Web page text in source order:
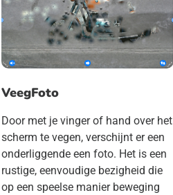
VeegFoto
Door met je vinger of hand over het
scherm te vegen, verschijnt er een
onderliggende een foto. Het is een
rustige, eenvoudige bezigheid die
op een speelse manier beweging